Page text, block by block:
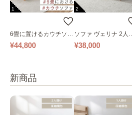
1
6畳に置けるカウチソフ
ァ｜ベージュ
¥44,800
2
ソファ ヴェリナ 2人掛
け
¥38,000
新商品